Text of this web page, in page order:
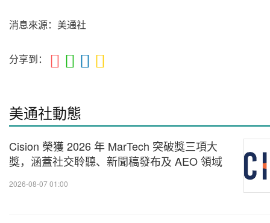
消息來源：美通社
分享到：
美通社動態
Cision 榮獲 2026 年 MarTech 突破獎三項大
獎，涵蓋社交聆聽、新聞稿發布及 AEO 領域
2026-08-07 01:00